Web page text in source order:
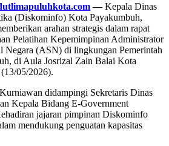
—Kepala Dinas
(Diskominfo) Kota Payakumbuh,
arahan strategis dalam rapat
Pelatihan Kepemimpinan Administrator
(ASN) di lingkungan Pemerintah
di Aula Josrizal Zain Balai Kota
05/2026).
didampingi Sekretaris Dinas
Kepala Bidang E-Government
jajaran pimpinan Diskominfo
mendukung penguatan kapasitas